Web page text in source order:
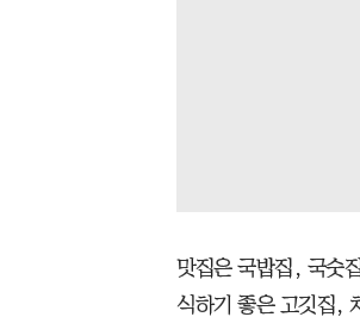
맛집은 국밥집, 국숫
식하기 좋은 고깃집,